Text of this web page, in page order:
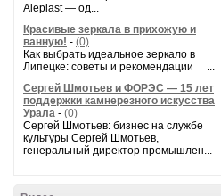
Aleplast — од...
Красивые зеркала в прихожую и
ванную! - (0)
Как выбрать идеальное зеркало в
Липецке: советы и рекомендации ...
Сергей Шмотьев и ФОРЭС — 15 лет
поддержки камнерезного искусства
Урала - (0)
Сергей Шмотьев: бизнес на службе
культуры Сергей Шмотьев,
генеральный директор промышлен...